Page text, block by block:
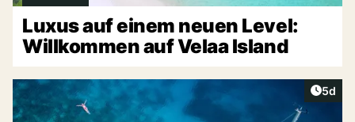
Luxus auf einem neuen Level:
Willkommen auf Velaa Island
5d